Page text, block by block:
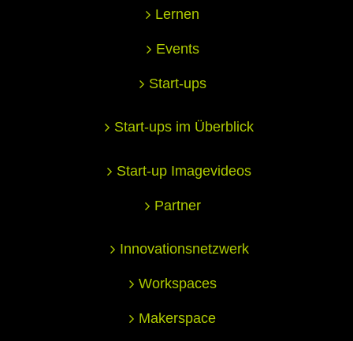
Lernen
Events
Start-ups
Start-ups im Überblick
Start-up Imagevideos
Partner
Innovationsnetzwerk
Workspaces
Makerspace